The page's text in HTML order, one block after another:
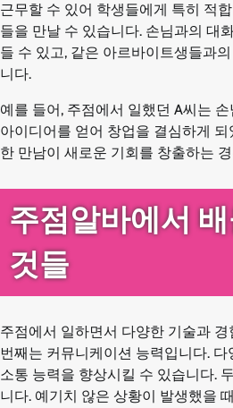
근무할 수 있어 학생들에게 특히 적
들을 만날 수 있습니다. 손님과의 대
들 수 있고, 같은 아르바이트생들과
니다.
예를 들어, 주점에서 일했던 A씨는
아이디어를 얻어 창업을 결심하게
한 만남이 새로운 기회를 창출하는
주점알바에서
것들
주점에서 일하면서 다양한 기술과
번째는 커뮤니케이션 능력입니다.
소통 능력을 향상시킬 수 있습니다.
니다. 예기치 않은 상황이 발생했을